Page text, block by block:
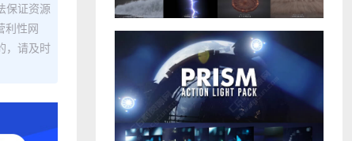
保证资源
利性网
，请及时